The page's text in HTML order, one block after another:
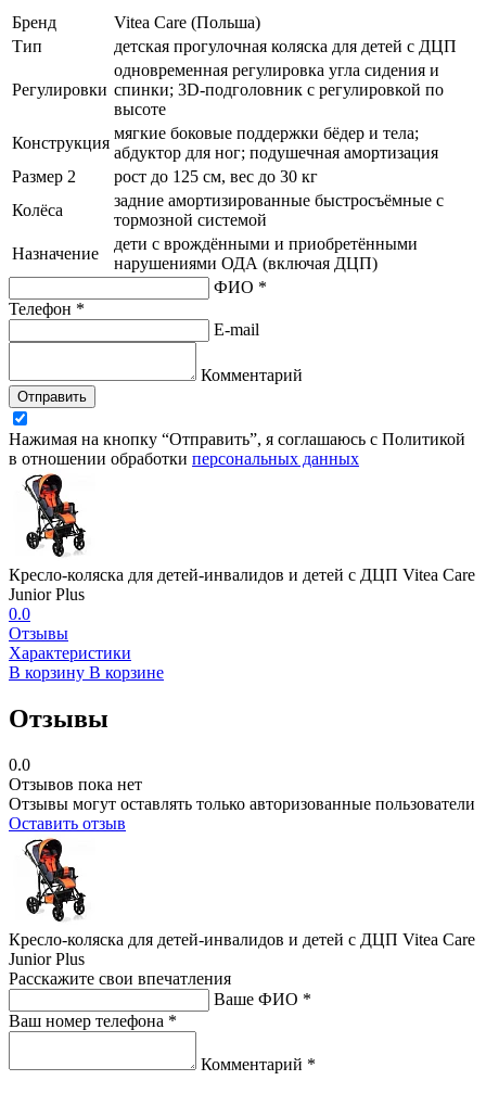
Бренд
Vitea Care (Польша)
Тип
детская прогулочная коляска для детей с ДЦП
Регулировки
одновременная регулировка угла сидения и
спинки; 3D-подголовник с регулировкой по
высоте
Конструкция
мягкие боковые поддержки бёдер и тела;
абдуктор для ног; подушечная амортизация
Размер 2
рост до 125 см, вес до 30 кг
Колёса
задние амортизированные быстросъёмные с
тормозной системой
Назначение
дети с врождёнными и приобретёнными
нарушениями ОДА (включая ДЦП)
ФИО *
Телефон *
E-mail
Комментарий
Отправить
Нажимая на кнопку “Отправить”, я соглашаюсь с Политикой
в отношении обработки персональных данных
Кресло-коляска для детей-инвалидов и детей с ДЦП Vitea Care
Junior Plus
0.0
Отзывы
Характеристики
В корзину В корзине
Отзывы
0.0
Отзывов пока нет
Отзывы могут оставлять только авторизованные пользователи
Оставить отзыв
Кресло-коляска для детей-инвалидов и детей с ДЦП Vitea Care
Junior Plus
Расскажите свои впечатления
Ваше ФИО *
Ваш номер телефона *
Комментарий *